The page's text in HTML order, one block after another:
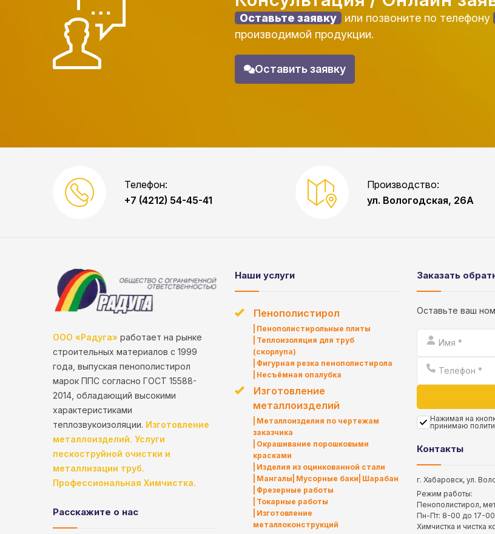
Оставьте заявку или позвоните по телефону
производимой продукции.
Оставить заявку
Телефон:
+7 (4212) 54-45-41
Производство:
ул. Вологодская, 26А
ООО «Радуга» работает на рынке
строительных материалов с 1999
года, выпуская пенополистирол
марок ППС согласно ГОСТ 15588-
2014, обладающий высокими
характеристиками
теплозвукоизоляции. Изготовление
металлоизделий. Услуги
пескоструйной очистки и
металлизации труб.
Профессиональная Химчистка.
Расскажите о нас
Наши услуги
Пенополистирол
Пенополистирольные плиты
Теплоизоляция для труб
(скорлупа)
Фигурная резка пенополистирола
Несъёмная опалубка
Изготовление
металлоизделий
Металлоизделия по чертежам
заказчика
Окрашивание порошковыми
красками
Изделия из оцинкованной стали
Мангалы Мусорные баки Шарабан
Фрезерные работы
Токарные работы
Изготовление
металлоконструкций
Заказать
Оставьте ваш
Нажимая на
принимаю
Контакты
г. Хабаровск, ул.
Режим работы:
Пенополистирол,
Пн-Пт: 8-00 до 17-
Химчистка и чистка